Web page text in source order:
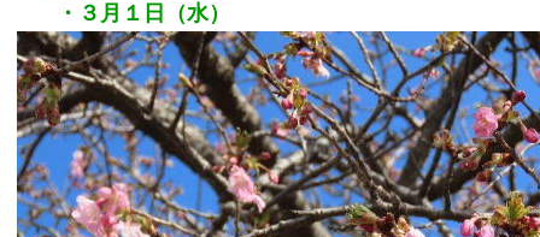
・３月１日（水）